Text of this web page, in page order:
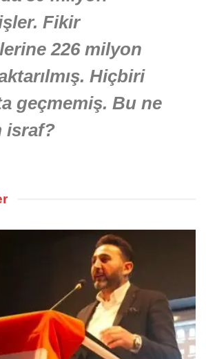
Fikir
226 milyon
Hiçbiri
geçmemiş. Bu ne
israf?